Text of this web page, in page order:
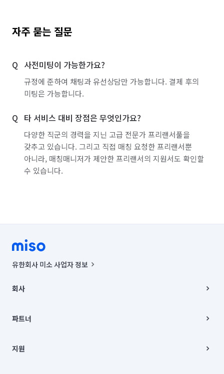
자주 묻는 질문
사전미팅이 가능한가요?
규정에 준하여 채팅과 유선상담만 가능합니다. 결제 후의
미팅은 가능합니다.
타 서비스 대비 장점은 무엇인가요?
다양한 직군의 경력을 지닌 고급 전문가 프리랜서풀을
갖추고 있습니다. 그리고 직접 매칭 요청한 프리랜서뿐
아니라, 매칭매니저가 제안한 프리랜서의 지원서도 확인할
수 있습니다.
유한회사 미소 사업자 정보
00019 |
주소 | 본사: 서울특별시 종로구 율곡로 6(중학동, 트윈트리빌딩) B동 5층
컨택센터 : 서울특별시 종로구 수송동 율곡로 24, 7층, 8층 미소
상품, 상품정보, 거래에 관한 의무와 책임은 거래당사자에게 있습니다.
언론 보도 관련 문의:
회사
채용
파트너
이사
지원